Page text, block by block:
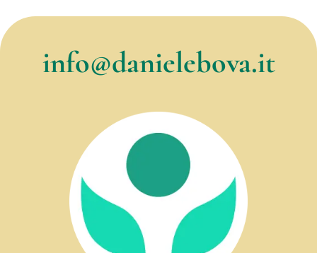
info@danielebova.it